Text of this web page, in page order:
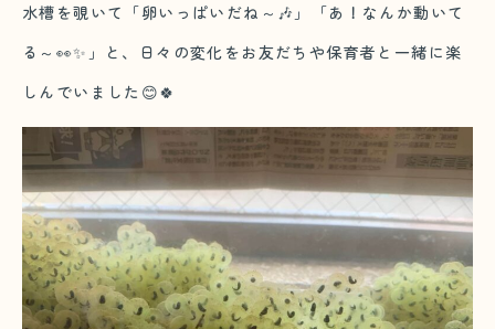
水槽を覗いて「卵いっぱいだね～🎶」「あ！なんか動いて
る～👀✨」と、日々の変化をお友だちや保育者と一緒に楽
しんでいました😊🍀